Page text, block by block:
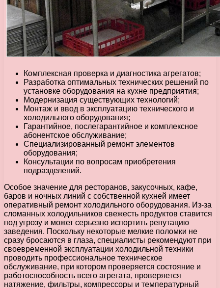
Комплексная проверка и диагностика агрегатов;
Разработка оптимальных технических решений по
установке оборудования на кухне предприятия;
Модернизация существующих технологий;
Монтаж и ввод в эксплуатацию технического и
холодильного оборудования;
Гарантийное, послегарантийное и комплексное
абонентское обслуживание;
Специализированный ремонт элементов
оборудования;
Консультации по вопросам приобретения
подразделений.
Особое значение для ресторанов, закусочных, кафе,
баров и ночных линий с собственной кухней имеет
оперативный ремонт холодильного оборудования. Из-за
сломанных холодильников свежесть продуктов ставится
под угрозу и может серьезно испортить репутацию
заведения. Поскольку некоторые мелкие поломки не
сразу бросаются в глаза, специалисты рекомендуют при
своевременной эксплуатации холодильной техники
проводить профессиональное техническое
обслуживание, при котором проверяется состояние и
работоспособность всего агрегата, проверяется
натяжение, фильтры, компрессоры и температурный